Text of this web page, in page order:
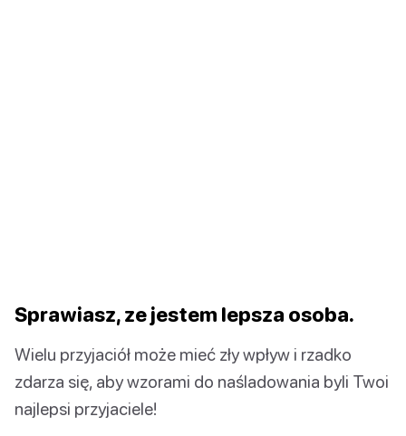
Sprawiasz, ze jestem lepsza osoba.
Wielu przyjaciół może mieć zły wpływ i rzadko
zdarza się, aby wzorami do naśladowania byli Twoi
najlepsi przyjaciele!